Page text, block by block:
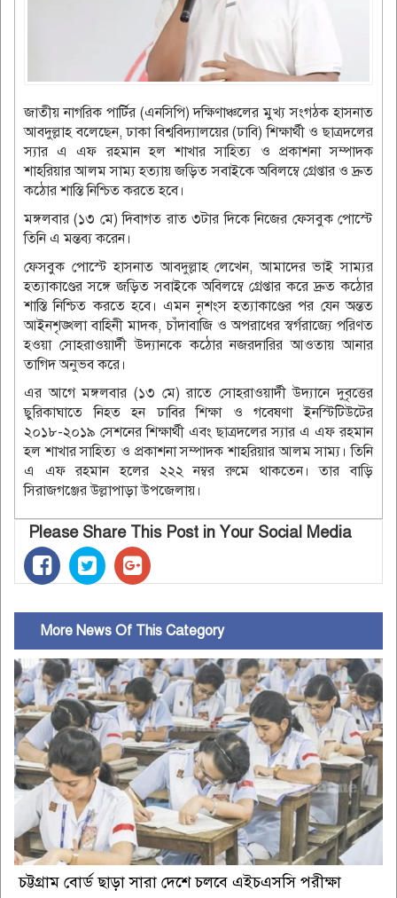
জাতীয় নাগরিক পার্টির (এনসিপি) দক্ষিণাঞ্চলের মুখ্য সংগঠক হাসনাত
আবদুল্লাহ বলেছেন, ঢাকা বিশ্ববিদ্যালয়ের (ঢাবি) শিক্ষার্থী ও ছাত্রদলের
স্যার এ এফ রহমান হল শাখার সাহিত্য ও প্রকাশনা সম্পাদক
শাহরিয়ার আলম সাম্য হত্যায় জড়িত সবাইকে অবিলম্বে গ্রেপ্তার ও দ্রুত
কঠোর শাস্তি নিশ্চিত করতে হবে।
মঙ্গলবার (১৩ মে) দিবাগত রাত ৩টার দিকে নিজের ফেসবুক পোস্টে
তিনি এ মন্তব্য করেন।
ফেসবুক পোস্টে হাসনাত আবদুল্লাহ লেখেন, আমাদের ভাই সাম্যর
হত্যাকাণ্ডের সঙ্গে জড়িত সবাইকে অবিলম্বে গ্রেপ্তার করে দ্রুত কঠোর
শাস্তি নিশ্চিত করতে হবে। এমন নৃশংস হত্যাকাণ্ডের পর যেন অন্তত
আইনশৃঙ্খলা বাহিনী মাদক, চাঁদাবাজি ও অপরাধের স্বর্গরাজ্যে পরিণত
হওয়া সোহরাওয়ার্দী উদ্যানকে কঠোর নজরদারির আওতায় আনার
তাগিদ অনুভব করে।
এর আগে মঙ্গলবার (১৩ মে) রাতে সোহরাওয়ার্দী উদ্যানে দুবৃত্তের
ছুরিকাঘাতে নিহত হন ঢাবির শিক্ষা ও গবেষণা ইনস্টিটিউটের
২০১৮-২০১৯ সেশনের শিক্ষার্থী এবং ছাত্রদলের স্যার এ এফ রহমান
হল শাখার সাহিত্য ও প্রকাশনা সম্পাদক শাহরিয়ার আলম সাম্য। তিনি
এ এফ রহমান হলের ২২২ নম্বর রুমে থাকতেন। তার বাড়ি
সিরাজগঞ্জের উল্লাপাড়া উপজেলায়।
Please Share This Post in Your Social Media
More News Of This Category
চট্টগ্রাম বোর্ড ছাড়া সারা দেশে চলবে এইচএসসি পরীক্ষা